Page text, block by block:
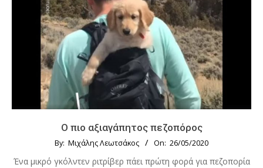
Ο πιο αξιαγάπητος πεζοπόρος
By: Μιχάλης Λεωτσάκος On: 26/05/2020
Ένα μικρό γκόλντεν ριτρίβερ πάει πρώτη φορά για πεζοπορία